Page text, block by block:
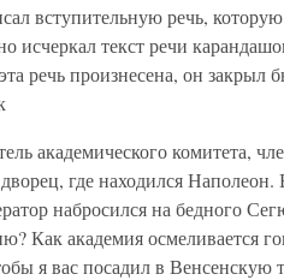
вступительную речь,
исчеркал текст речи
речь произнесена, он
академического комитета,
где находился
набросился на бедного
Как академия осмеливается
я вас посадил в